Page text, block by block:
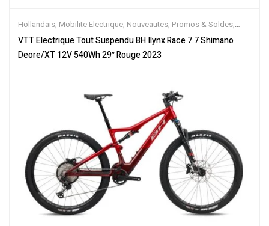
Hollandais, Mobilite Electrique, Nouveautes, Promos & Soldes,
Tout-Suspendus ,Vélo électrique ville,Velos Electriques,VTT
Électriques
VTT Electrique Tout Suspendu BH Ilynx Race 7.7 Shimano
Deore/XT 12V 540Wh 29″ Rouge 2023